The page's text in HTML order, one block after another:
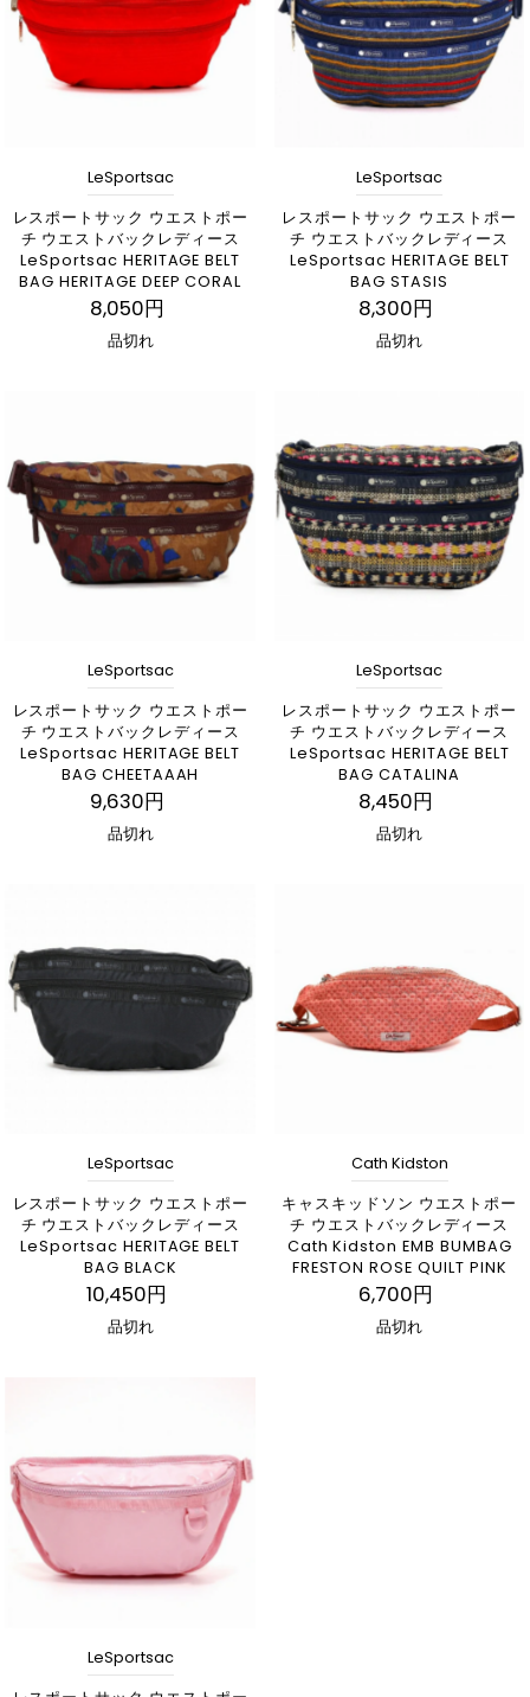
LeSportsac
レスポートサック ウエストポー
チ ウエストバックレディース
LeSportsac HERITAGE BELT
BAG HERITAGE DEEP CORAL
8,050円
品切れ
LeSportsac
レスポートサック ウエストポー
チ ウエストバックレディース
LeSportsac HERITAGE BELT
BAG STASIS
8,300円
品切れ
LeSportsac
レスポートサック ウエストポー
チ ウエストバックレディース
LeSportsac HERITAGE BELT
BAG CHEETAAAH
9,630円
品切れ
LeSportsac
レスポートサック ウエストポー
チ ウエストバックレディース
LeSportsac HERITAGE BELT
BAG CATALINA
8,450円
品切れ
LeSportsac
レスポートサック ウエストポー
チ ウエストバックレディース
LeSportsac HERITAGE BELT
BAG BLACK
10,450円
品切れ
Cath Kidston
キャスキッドソン ウエストポー
チ ウエストバックレディース
Cath Kidston EMB BUMBAG
FRESTON ROSE QUILT PINK
6,700円
品切れ
LeSportsac